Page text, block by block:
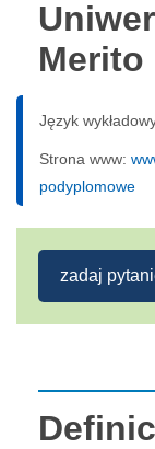
Merito
Język
Strona www:
podyplomowe
zadaj